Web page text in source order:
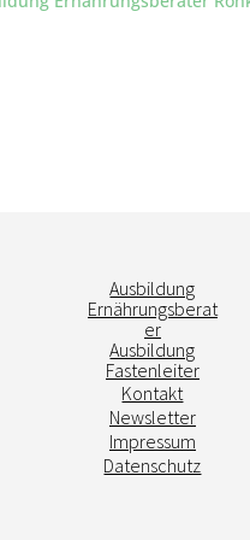
Ausbildung
Ernährungsberat
er
Ausbildung
Fastenleiter
Kontakt
Newsletter
Impressum
Datenschutz